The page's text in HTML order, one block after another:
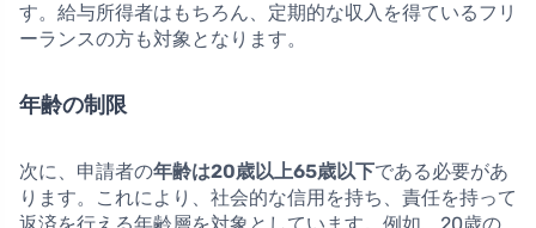
す。給与所得者はもちろん、定期的な収入を得ているフリ
ーランスの方も対象となります。
年齢の制限
次に、申請者の年齢は20歳以上65歳以下である必要があ
ります。これにより、社会的な信用を持ち、責任を持って